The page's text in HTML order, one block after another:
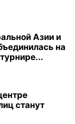
Азии и
на
станут